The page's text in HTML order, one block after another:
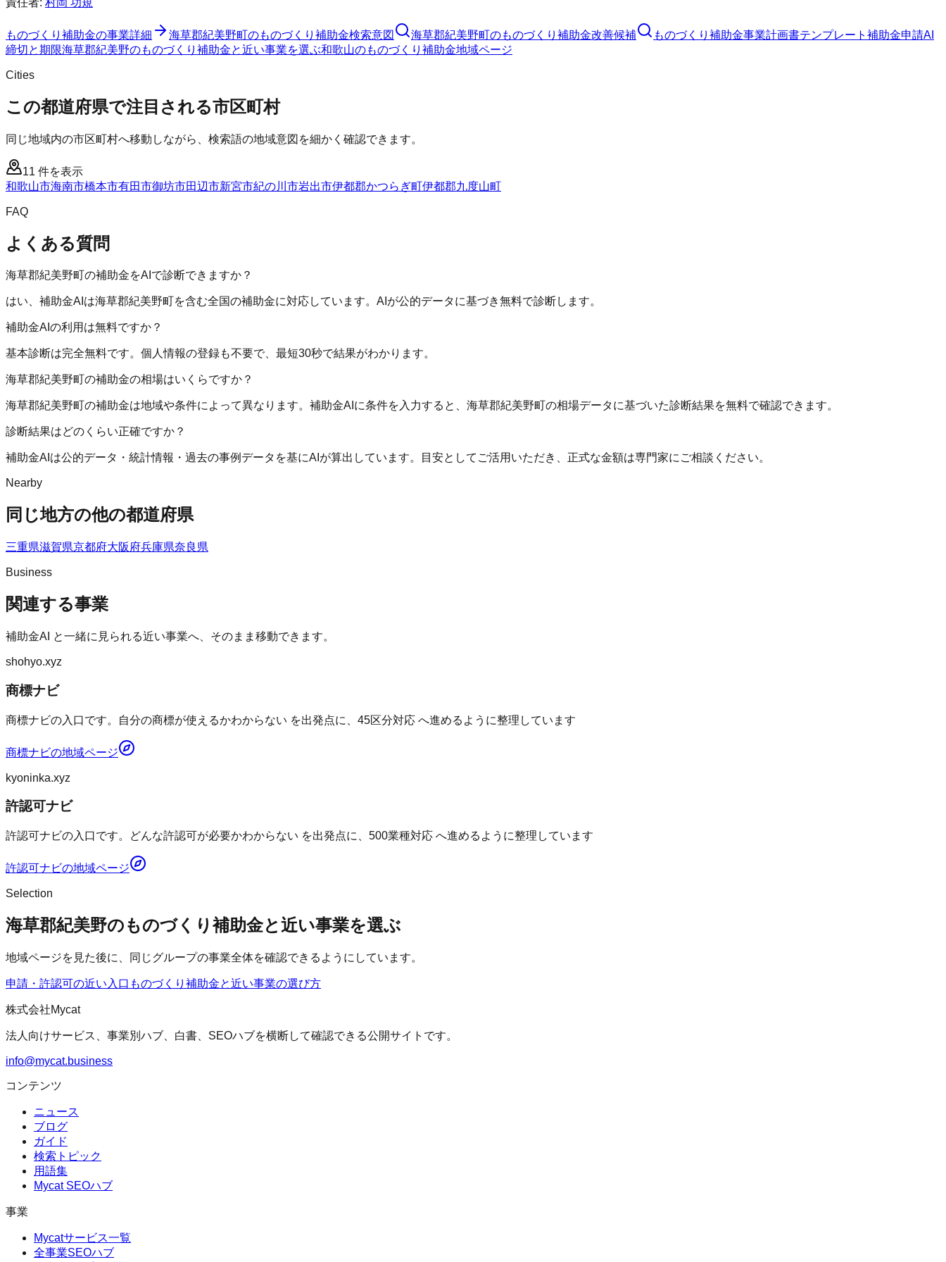
ものづくり補助金の事業詳細 海草郡紀美野町のものづくり補助金検索意図 海草郡紀美野町のものづくり補助金改善候補 ものづくり補助金事業計画書テンプレート 補助金申請AI
締切と期限海草郡紀美野のものづくり補助金と近い事業を選ぶ和歌山のものづくり補助金地域ページ
Cities
この都道府県で注目される市区町村
同じ地域内の市区町村へ移動しながら、検索語の地域意図を細かく確認できます。
11 件を表示
和歌山市海南市橋本市有田市御坊市田辺市新宮市紀の川市岩出市伊都郡かつらぎ町伊都郡九度山町
FAQ
よくある質問
海草郡紀美野町の補助金をAIで診断できますか？
はい、補助金AIは海草郡紀美野町を含む全国の補助金に対応しています。AIが公的データに基づき無料で診断します。
補助金AIの利用は無料ですか？
基本診断は完全無料です。個人情報の登録も不要で、最短30秒で結果がわかります。
海草郡紀美野町の補助金の相場はいくらですか？
海草郡紀美野町の補助金は地域や条件によって異なります。補助金AIに条件を入力すると、海草郡紀美野町の相場データに基づいた診断結果を無料で確認できます。
診断結果はどのくらい正確ですか？
補助金AIは公的データ・統計情報・過去の事例データを基にAIが算出しています。目安としてご活用いただき、正式な金額は専門家にご相談ください。
Nearby
同じ地方の他の都道府県
三重県滋賀県京都府大阪府兵庫県奈良県
Business
関連する事業
補助金AI と一緒に見られる近い事業へ、そのまま移動できます。
shohyo.xyz
商標ナビ
商標ナビの入口です。自分の商標が使えるかわからない を出発点に、45区分対応 へ進めるように整理しています
商標ナビの地域ページ
kyoninka.xyz
許認可ナビ
許認可ナビの入口です。どんな許認可が必要かわからない を出発点に、500業種対応 へ進めるように整理しています
許認可ナビの地域ページ
Selection
海草郡紀美野のものづくり補助金と近い事業を選ぶ
地域ページを見た後に、同じグループの事業全体を確認できるようにしています。
申請・許認可の近い入口 ものづくり補助金と近い事業の選び方
株式会社Mycat
法人向けサービス、事業別ハブ、白書、SEOハブを横断して確認できる公開サイトです。
info@mycat.business
コンテンツ
ニュース
ブログ
ガイド
検索トピック
用語集
Mycat SEOハブ
事業
Mycatサービス一覧
全事業SEOハブ